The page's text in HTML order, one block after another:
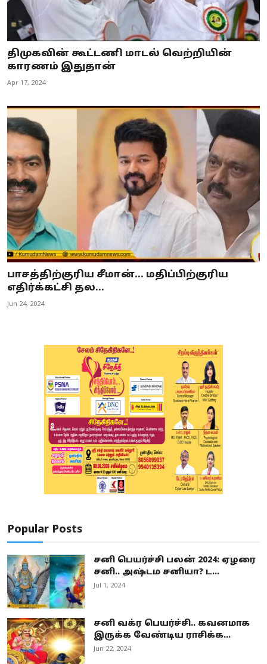
திமுகவின் கூட்டணி மாடல் வெற்றியின்
காரணம் இதுதான்
Apr 17, 2024
பாசத்திற்குரிய சீமான்... மதிப்பிற்குரிய
எதிர்க்கட்சி தல...
Jun 24, 2024
Popular Posts
சனி பெயர்ச்சி பலன் 2024: ஏழரை
சனி.. அஷ்டம சனியா? ட...
Jul 1, 2024
சனி வக்ர பெயர்ச்சி.. கவனமாக
இருக்க வேண்டிய ராசிக்க...
Jun 22, 2024